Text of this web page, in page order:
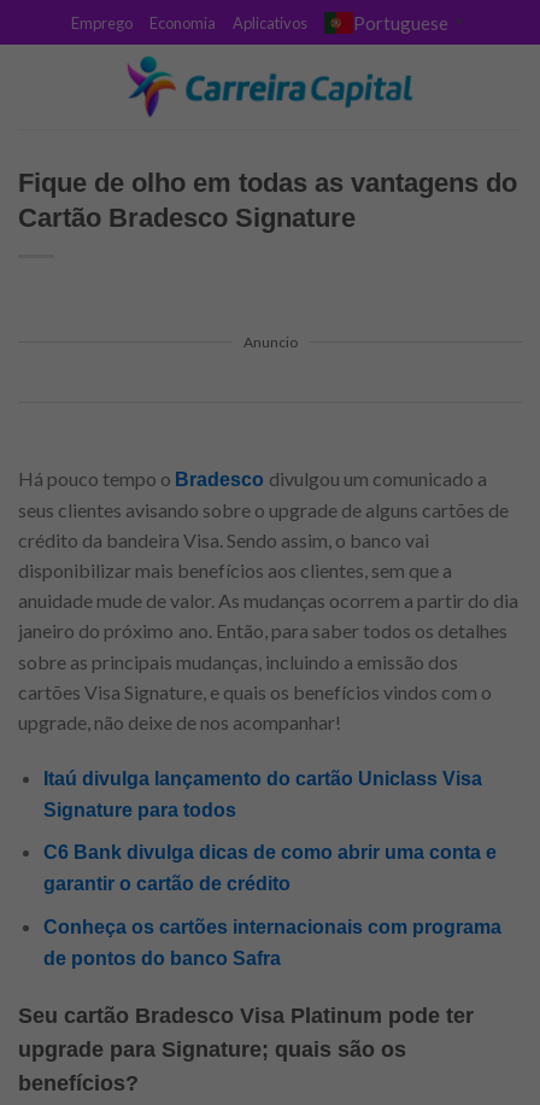
to
Emprego Economia Aplicativos Portuguese ▼
Fique de olho em todas as vantagens do
Cartão Bradesco Signature
Anuncio
Há pouco tempo o Bradesco divulgou um comunicado a
seus clientes avisando sobre o upgrade de alguns cartões de
crédito da bandeira Visa. Sendo assim, o banco vai
disponibilizar mais benefícios aos clientes, sem que a
anuidade mude de valor. As mudanças ocorrem a partir do dia
janeiro do próximo ano. Então, para saber todos os detalhes
sobre as principais mudanças, incluindo a emissão dos
cartões Visa Signature, e quais os benefícios vindos com o
upgrade, não deixe de nos acompanhar!
Itaú divulga lançamento do cartão Uniclass Visa
Signature para todos
C6 Bank divulga dicas de como abrir uma conta e
garantir o cartão de crédito
Conheça os cartões internacionais com programa
de pontos do banco Safra
Seu cartão Bradesco Visa Platinum pode ter
upgrade para Signature; quais são os
benefícios?